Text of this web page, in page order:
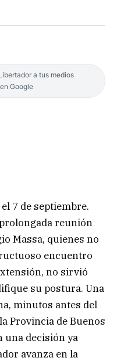
a tus medios
Google
7 de septiembre.
reunión
Massa, quienes no
encuentro
no sirvió
su postura. Una
minutos antes del
Provincia de Buenos
una decisión ya
avanza en la